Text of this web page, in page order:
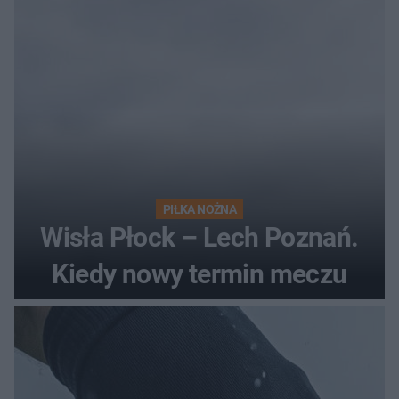
PIŁKA NOŻNA
Wisła Płock – Lech Poznań.
Kiedy nowy termin meczu